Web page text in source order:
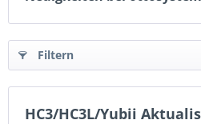
Filtern
HC3/HC3L/Yubii